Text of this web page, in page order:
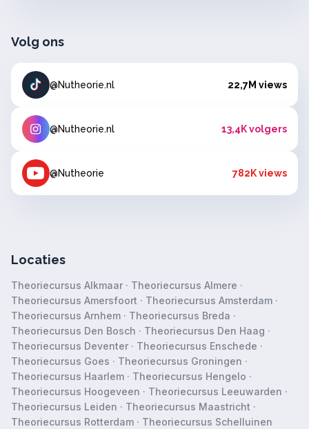
Volg ons
@Nutheorie.nl 22,7M views
@Nutheorie.nl 13,4K volgers
@Nutheorie 782K views
Locaties
Theoriecursus Alkmaar · Theoriecursus Almere ·
Theoriecursus Amersfoort · Theoriecursus Amsterdam ·
Theoriecursus Arnhem · Theoriecursus Breda ·
Theoriecursus Den Bosch · Theoriecursus Den Haag ·
Theoriecursus Deventer · Theoriecursus Enschede ·
Theoriecursus Goes · Theoriecursus Groningen ·
Theoriecursus Haarlem · Theoriecursus Hengelo ·
Theoriecursus Hoogeveen · Theoriecursus Leeuwarden ·
Theoriecursus Leiden · Theoriecursus Maastricht ·
Theoriecursus Rotterdam · Theoriecursus Schelluinen